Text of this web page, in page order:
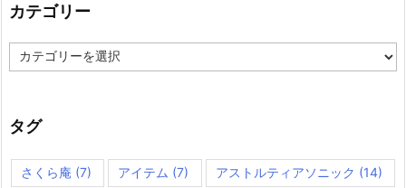
カテゴリー
テ
ー
タグ
さくら庵 (7) アイテム (7) アストルティアソニック (14)